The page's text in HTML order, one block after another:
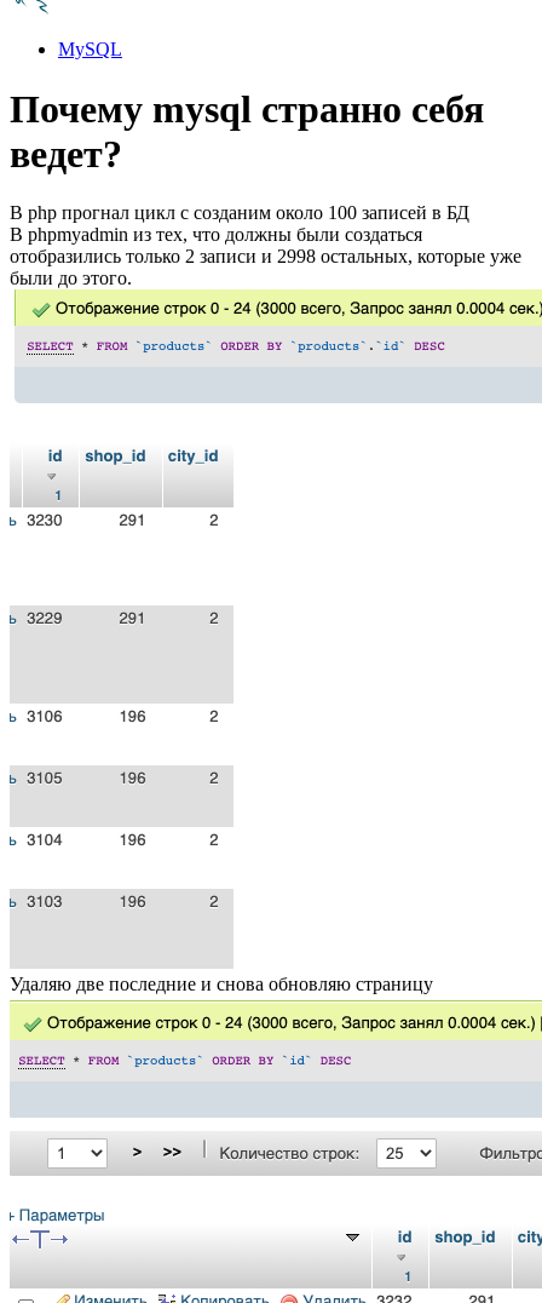
MySQL
Почему mysql странно себя
ведет?
В php прогнал цикл с созданим около 100 записей в БД
В phpmyadmin из тех, что должны были создаться
отобразились только 2 записи и 2998 остальных, которые уже
были до этого.
Удаляю две последние и снова обновляю страницу